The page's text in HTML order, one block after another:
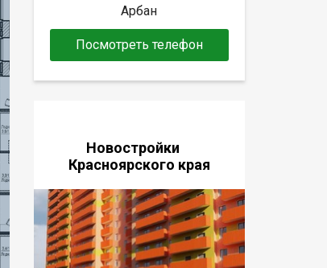
Арбан
Посмотреть телефон
Новостройки
Красноярского края